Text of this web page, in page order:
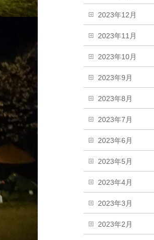
2023年12月
2023年11月
2023年10月
2023年9月
2023年8月
2023年7月
2023年6月
2023年5月
2023年4月
2023年3月
2023年2月